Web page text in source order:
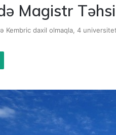
Magistr
Kembric daxil olmaqla, 4